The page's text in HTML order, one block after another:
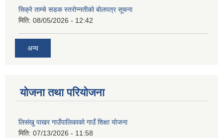
सिक्रे ताम्चे सडक स्तराेन्नतीकाे बाेलपत्र सूचना
मिति: 08/05/2026 - 12:42
अन्य
योजना तथा परियोजना
लिसंखु पाखर गाउँपालिकाको गाउँ शिक्षा योजना
मिति: 07/13/2026 - 11:58